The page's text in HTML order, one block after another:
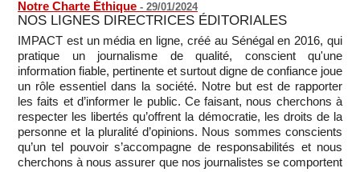
Notre Charte Éthique - 29/01/2024
NOS LIGNES DIRECTRICES ÉDITORIALES
IMPACT est un média en ligne, créé au Sénégal en 2016, qui
pratique un journalisme de qualité, conscient qu'une
information fiable, pertinente et surtout digne de confiance joue
un rôle essentiel dans la société. Notre but est de rapporter
les faits et d’informer le public. Ce faisant, nous cherchons à
respecter les libertés qu’offrent la démocratie, les droits de la
personne et la pluralité d’opinions. Nous sommes conscients
qu’un tel pouvoir s’accompagne de responsabilités et nous
cherchons à nous assurer que nos journalistes se comportent